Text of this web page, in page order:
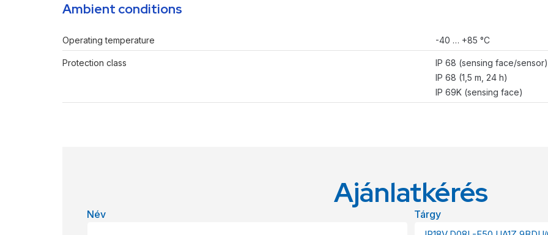
Ambient conditions
Operating temperature -40 … +85 °C
Protection class
IP 68 (sensing face/sensor)
IP 68 (1,5 m, 24 h)
IP 69K (sensing face)
Ajánlatkérés
Név Tárgy